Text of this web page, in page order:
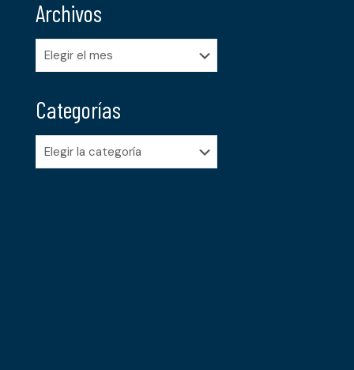
Archivos
Archivos
Categorías
Categorías